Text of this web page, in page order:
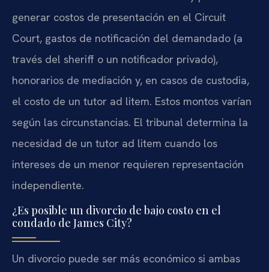
generar costos de presentación en el Circuit
Court, gastos de notificación del demandado (a
través del sheriff o un notificador privado),
honorarios de mediación y, en casos de custodia,
el costo de un tutor ad litem. Estos montos varían
según las circunstancias. El tribunal determina la
necesidad de un tutor ad litem cuando los
intereses de un menor requieren representación
independiente.
¿Es posible un divorcio de bajo costo en el
condado de James City?
Un divorcio puede ser más económico si ambas